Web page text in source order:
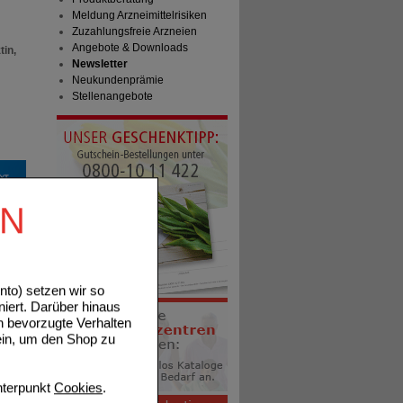
setzen wir so
Darüber hinaus
bevorzugte Verhalten
um den Shop zu
Cookies.
Meldung Arzneimittelrisiken
Zuzahlungsfreie Arzneien
Angebote & Downloads
Newsletter
Neukundenprämie
Stellenangebote